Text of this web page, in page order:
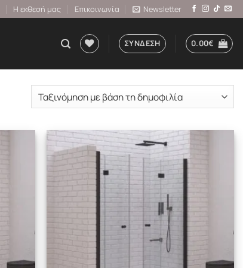
Η εκθεσή μας Επικοινωνία Newsletter
ΣΎΝΔΕΣΗ 0.00€